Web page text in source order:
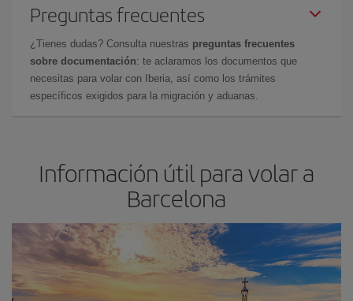
Preguntas frecuentes
¿Tienes dudas? Consulta nuestras preguntas frecuentes
sobre documentación: te aclaramos los documentos que
necesitas para volar con Iberia, así como los trámites
específicos exigidos para la migración y aduanas.
Información útil para volar a
Barcelona